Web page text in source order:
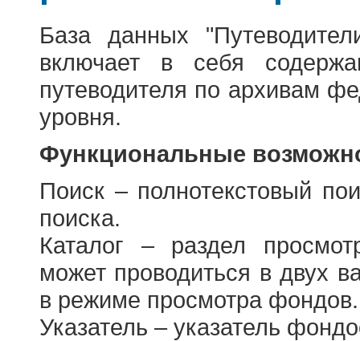
База данных
включает в себя
путеводителя по архивам
уровня.
Функциональные
Поиск – полнотекстовый
поиска.
Каталог – раздел
может проводиться в двух
в режиме просмотра фондов.
Указатель – указатель